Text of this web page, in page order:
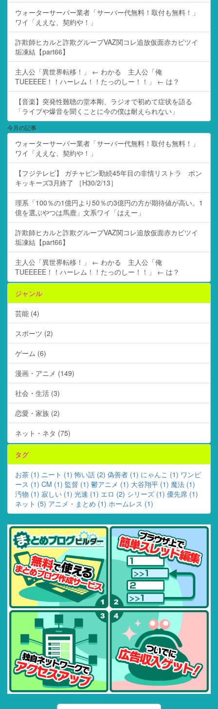
ウォーターサーバー業者「サーバー代無料！取付も無料！」
ワイ「ええな、契約や！」
詐欺師ヒカルと詐欺グループVAZ関コレ追放仮面赤カビツイ
垢凍結【part66】
主人公「異世界転移！」 ← わかる 主人公「俺
TUEEEEE！！ハーレム！！たっのしー！！」 ← は？
【音楽】突発性難聴の堂本剛、ラジオで初めて症状を語る
「ライブや爆音を聞くことに今の僕は耐えられない」
今月の記事
ウォーターサーバー業者「サーバー代無料！取付も無料！」
ワイ「ええな、契約や！」
【フジテレビ】 ガチャピン勤続45年目の非情リストラ ポン
キッキーズ3月終了 ［H30/2/13］
理系「100％の1億円より50％の3億円の方が期待値が高い。1
億を選ぶやつは馬鹿」文系ワイ「はえー」
詐欺師ヒカルと詐欺グループVAZ関コレ追放仮面赤カビツイ
垢凍結【part66】
主人公「異世界転移！」 ← わかる 主人公「俺
TUEEEEE！！ハーレム！！たっのしー！！」 ← は？
ジャンル
芸能 (4)
スポーツ (2)
ゲーム (6)
漫画・アニメ (149)
社会・生活 (3)
恋愛・家族 (2)
ネット・ネタ (75)
タグ
お茶 (1) ニート (1) 怖い話 (2) 偽善者 (1) にゃんこ (1) ワンピ
ース (1) CM (1) 監督 (1) 鬱アニメ (1) 大谷翔平 (1) 魔法 (1)
汚物 (1) 寂しい (1) 光速 (1) エロ (2) シリーズ (1) 優先席 (1)
ネット (5) アニメ・まとめ (1) ホームレス (1)